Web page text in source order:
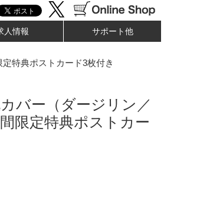
人情報 サポート他
特典ポストカード3枚付き
バー（ダージリン／
限定特典ポストカー